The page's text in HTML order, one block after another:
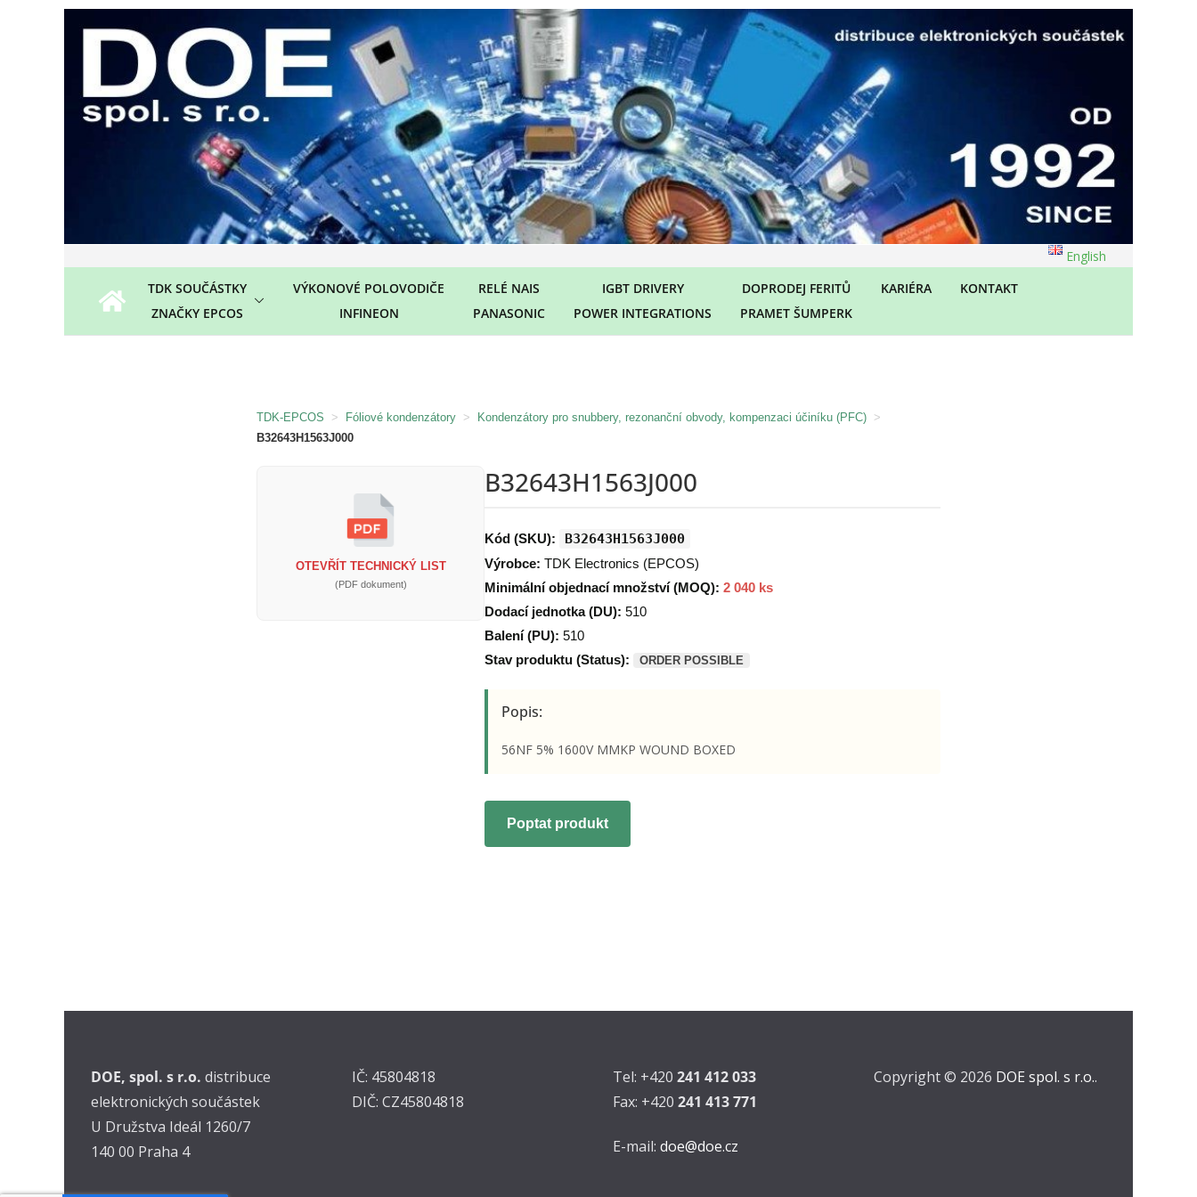
English
TDK SOUČÁSTKY
ZNAČKY EPCOS
VÝKONOVÉ POLOVODIČE
INFINEON
RELÉ NAIS
PANASONIC
IGBT DRIVERY
POWER INTEGRATIONS
DOPRODEJ FERITŮ
PRAMET ŠUMPERK
KARIÉRA KONTAKT
TDK-EPCOS > Fóliové kondenzátory > Kondenzátory pro snubbery, rezonanční obvody, kompenzaci účiníku (PFC) >
B32643H1563J000
OTEVŘÍT TECHNICKÝ LIST
(PDF dokument)
B32643H1563J000
Kód (SKU): B32643H1563J000
Výrobce: TDK Electronics (EPCOS)
Minimální objednací množství (MOQ): 2 040 ks
Dodací jednotka (DU): 510
Balení (PU): 510
Stav produktu (Status):
ORDER POSSIBLE
Popis:
56NF 5% 1600V MMKP WOUND BOXED
Poptat produkt
DOE, spol. s r.o. distribuce
elektronických součástek
U Družstva Ideál 1260/7
140 00 Praha 4
IČ: 45804818
DIČ: CZ45804818
Tel: +420 241 412 033
Fax: +420 241 413 771
E-mail: doe@doe.cz
Copyright © 2026 DOE spol. s r.o..